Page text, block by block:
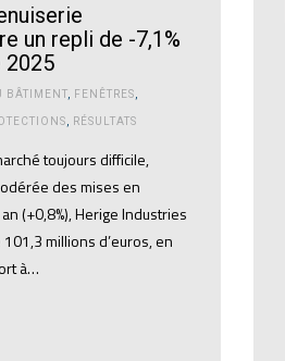
un repli de -7,1%
2025
BÂTIMENT FENÊTRES
RÉSULTATS
toujours difficile,
des mises en
(+0,8%), Herige Industries
millions d’euros, en
à…